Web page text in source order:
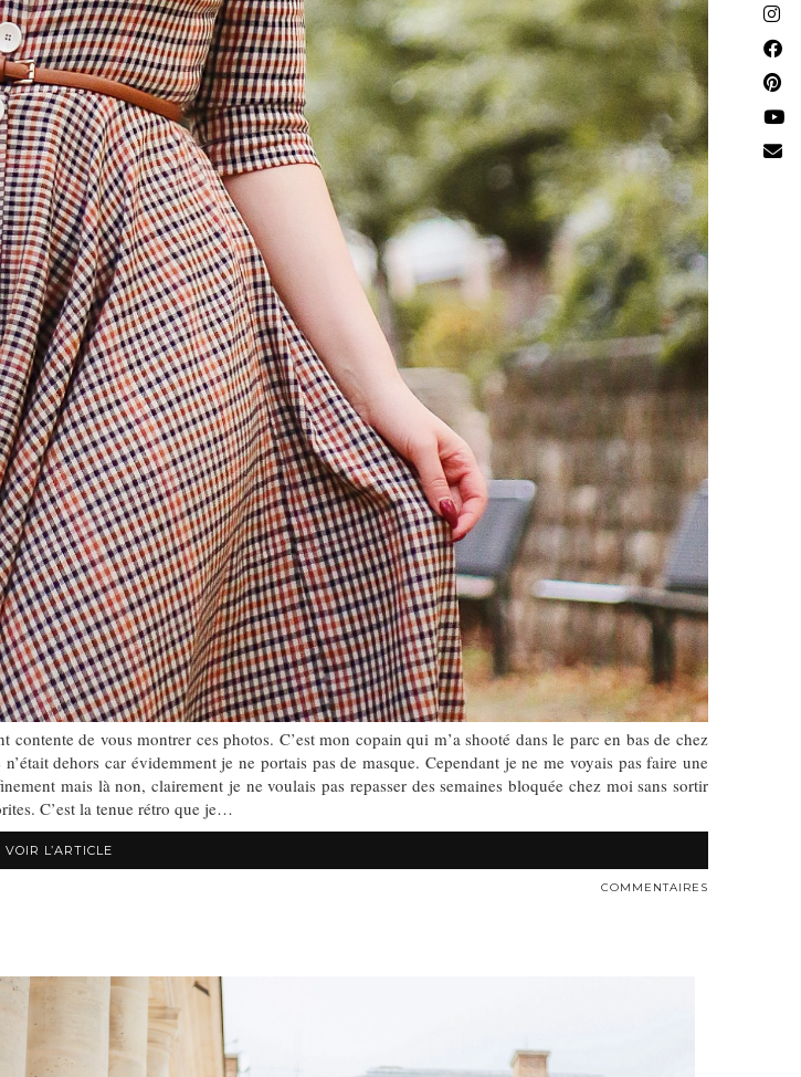
de vous montrer ces photos. C’est mon copain qui m’a shooté dans le parc en bas de chez
dehors car évidemment je ne portais pas de masque. Cependant je ne me voyais pas faire une
mais là non, clairement je ne voulais pas repasser des semaines bloquée chez moi sans sortir
C’est la tenue rétro que je…
VOIR L’ARTICLE
COMMENTAIRES